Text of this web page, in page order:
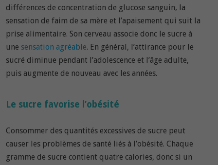
différences de concentration de glucose sanguin, la
sensation de faim de sa mère et l’apaisement qui suit la
prise alimentaire. Son cerveau associe donc le sucre à
unesensation agréable. En général, l’attirance pour le
sucré diminue pendant l’adolescence et l’âge adulte,
puis augmente de nouveau avec les années.
Le sucre favorise l’obésité
Consommer des quantités excessives de sucre peut
causer les problèmes de santé liés à l’obésité. Chaque
gramme de sucre contient quatre calories, donc si un